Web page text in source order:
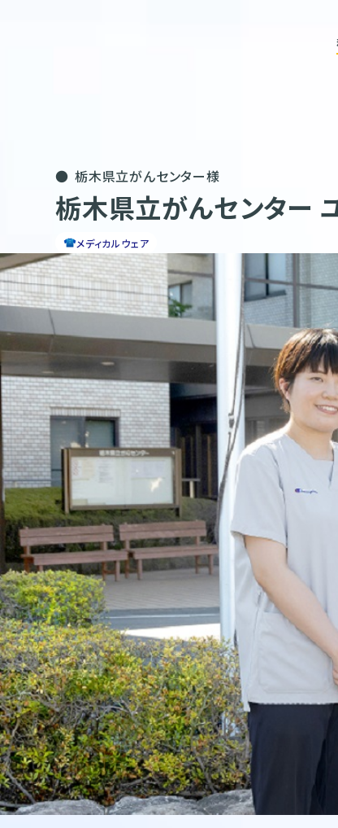
栃木県立がんセンター様
栃木県立がんセンター
メディカルウェア